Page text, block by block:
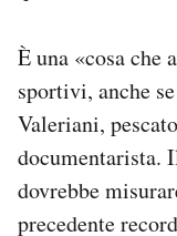
È una «cosa che
sportivi, anche
Valeriani,
documentarista.
dovrebbe
precedente